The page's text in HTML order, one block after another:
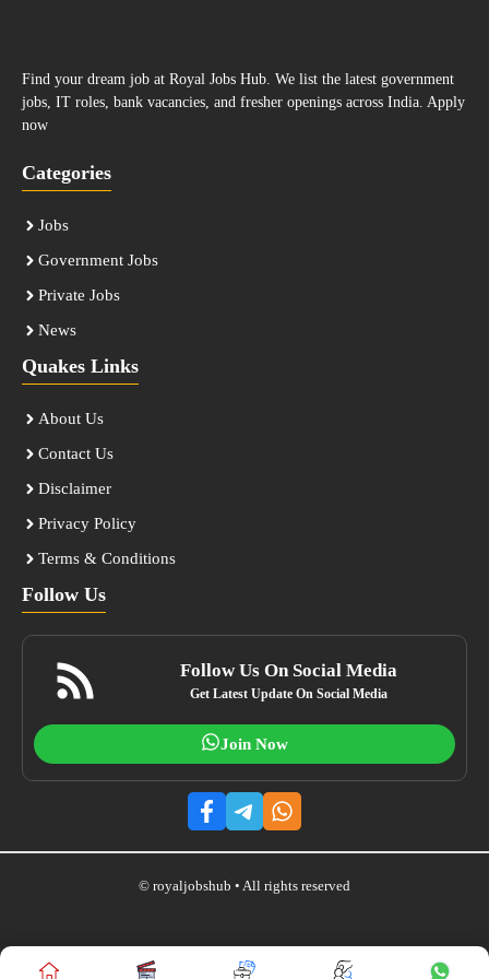
Find your dream job at Royal Jobs Hub. We list the latest government
jobs, IT roles, bank vacancies, and fresher openings across India. Apply
now
Categories
Jobs
Government Jobs
Private Jobs
News
Quakes Links
About Us
Contact Us
Disclaimer
Privacy Policy
Terms & Conditions
Follow Us
Follow Us On Social Media
Get Latest Update On Social Media
Join Now
© royaljobshub • All rights reserved